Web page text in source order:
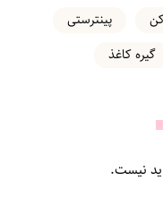
پینترستی
گیره کاغذ
نیست.